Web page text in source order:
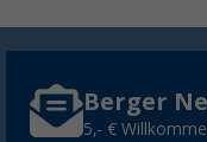
Berger
5,- €